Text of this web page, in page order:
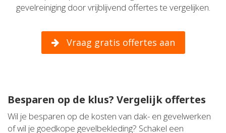
gevelreiniging door vrijblijvend offertes te vergelijken.
Vraag gratis offertes aan
Besparen op de klus? Vergelijk offertes
Wil je besparen op de kosten van dak- en gevelwerken
of wil je goedkope gevelbekleding? Schakel een